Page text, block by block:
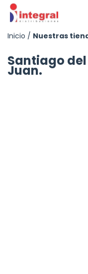
Inicio / Nuestras
Santiago del
Juan.